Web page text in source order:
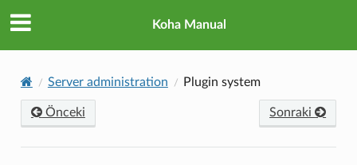
Koha Manual
Server administration Plugin system
Önceki Sonraki